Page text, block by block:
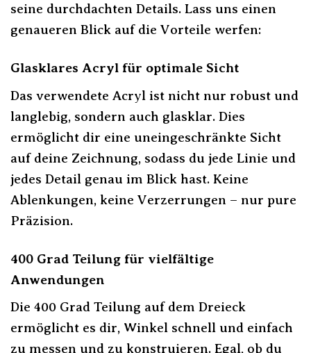
seine durchdachten Details. Lass uns einen
genaueren Blick auf die Vorteile werfen:
Glasklares Acryl für optimale Sicht
Das verwendete Acryl ist nicht nur robust und
langlebig, sondern auch glasklar. Dies
ermöglicht dir eine uneingeschränkte Sicht
auf deine Zeichnung, sodass du jede Linie und
jedes Detail genau im Blick hast. Keine
Ablenkungen, keine Verzerrungen – nur pure
Präzision.
400 Grad Teilung für vielfältige
Anwendungen
Die 400 Grad Teilung auf dem Dreieck
ermöglicht es dir, Winkel schnell und einfach
zu messen und zu konstruieren. Egal, ob du